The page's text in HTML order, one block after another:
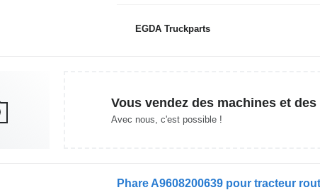
EGDA Truckparts
Vous vendez des machines et
Avec nous, c'est possible !
Phare A9608200639 pour tracteur